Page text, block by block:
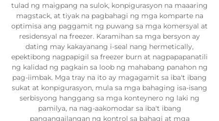
tulad ng maigpang na sulok, konpigurasyon na maaaring
magstack, at tiyak na pagbahagi ng mga komparte na
optimisa ang paggamit ng puwang sa mga komersyal at
residensyal na freezer. Karamihan sa mga bersyon ay
dating may kakayanang i-seal nang hermetically,
epektibong nagpapigil sa freezer burn at nagpapapanatili
ng kalidad ng pagkain sa loob ng mahabang panahon ng
pag-iimbak. Mga tray na ito ay magagamit sa iba't ibang
sukat at konpigurasyon, mula sa mga bahaging isa-isang
serbisyong hanggang sa mga konteynero ng laki ng
pamilya, na nag-aakomodar sa iba't ibang
pangangailangan ng kontrol sa bahagi at mga